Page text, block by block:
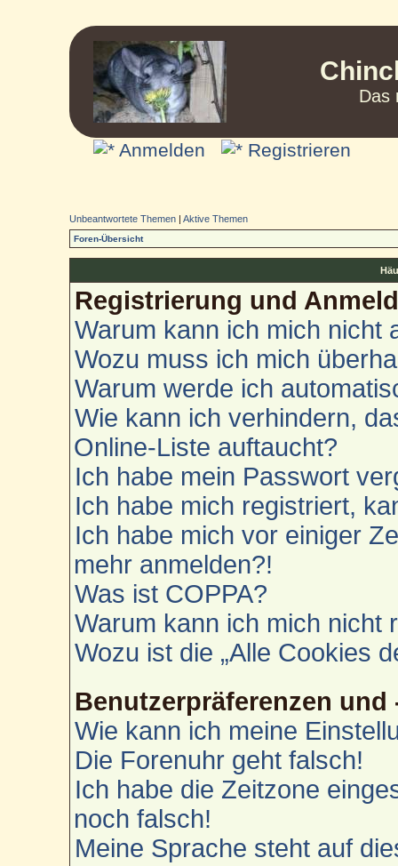
Das
Anmelden Registrieren
Unbeantwortete Themen |Aktive Themen
Foren-Übersicht
Registrierung und
Warum kann ich mich nicht
Wozu muss ich mich
Warum werde ich
Wie kann ich verhindern,
Online-Liste auftaucht?
Ich habe mein Passwort
Ich habe mich registriert,
Ich habe mich vor einiger
mehr anmelden?!
Was ist COPPA?
Warum kann ich mich nicht
Wozu ist die „Alle Cookies
Benutzerpräferenzen
Wie kann ich meine
Die Forenuhr geht falsch!
Ich habe die Zeitzone
noch falsch!
Meine Sprache steht auf